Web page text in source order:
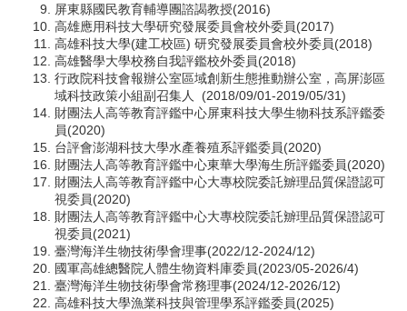
屏東縣國民教育輔導團諮謁教授(2016)
高雄應用科技大學研究發展委員會校外委員(2017)
高雄科技大學(建工校區) 研究發展委員會校外委員(2018)
高雄醫學大學校務自我評鑑校外委員(2018)
行政院科技會報辦公室區域創新生態推動辦公室，高屏澎區
域科技政策小組副召集人 (2018/09/01-2019/05/31)
財團法人高等教育評鑑中心屏東科技大學生物科技系評鑑委
員(2020)
台評會澎湖科技大學水產養殖系評鑑委員(2020)
財團法人高等教育評鑑中心東華大學海生所評鑑委員(2020)
財團法人高等教育評鑑中心大專校院委託辧理品質保證認可
視委員(2020)
財團法人高等教育評鑑中心大專校院委託辧理品質保證認可
視委員(2021)
臺灣海洋生物技術學會理事(2022/12-2024/12)
國軍高雄總醫院人體生物資料庫委員(2023/05-2026/4)
臺灣海洋生物技術學會常務理事(2024/12-2026/12)
高雄科技大學漁業科技與管理學系評鑑委員(2025)